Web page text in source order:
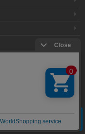
Reserved. クリア
商品を探す